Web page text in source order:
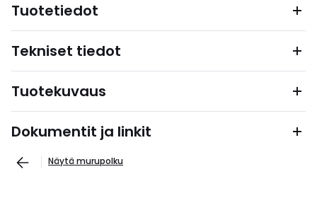
Tuotetiedot
Tekniset tiedot
Tuotekuvaus
Dokumentit ja linkit
Näytä murupolku